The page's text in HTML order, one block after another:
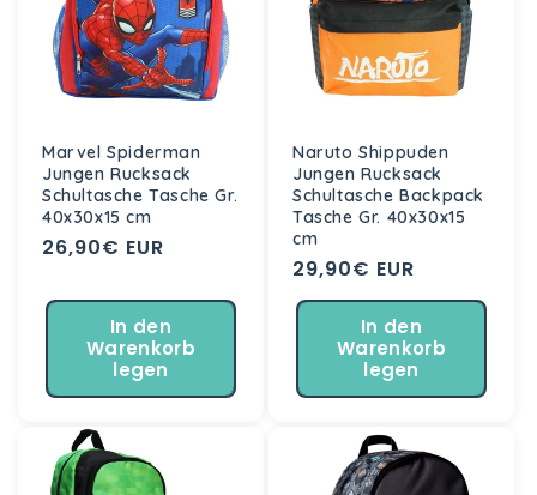
Marvel Spiderman
Jungen Rucksack
Schultasche Tasche Gr.
40x30x15 cm
Normaler
26,90€ EUR
In den
Warenkorb
legen
Naruto Shippuden
Jungen Rucksack
Schultasche Backpack
Tasche Gr. 40x30x15
cm
Normaler
Preis
29,90€ EUR
In den
Warenkorb
legen